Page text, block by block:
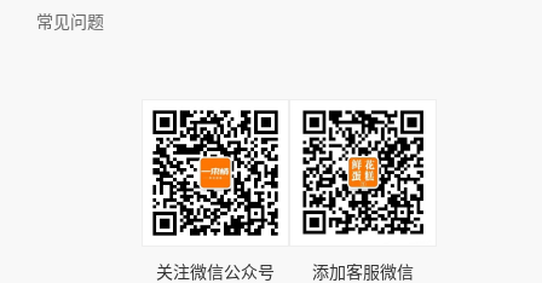
常见问题
关注微信公众号 添加客服微信